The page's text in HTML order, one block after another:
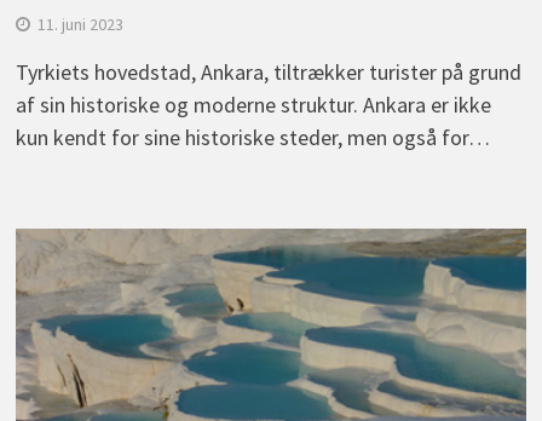
11. juni 2023
Tyrkiets hovedstad, Ankara, tiltrækker turister på grund
af sin historiske og moderne struktur. Ankara er ikke
kun kendt for sine historiske steder, men også for…